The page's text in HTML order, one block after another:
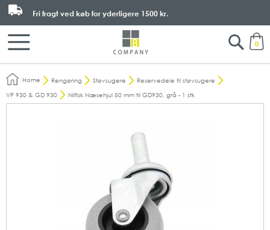
0
Fri fragt ved køb for yderligere 1500 kr.
Search
Home Rengøring Støvsugere
Reservedele til støvsugere
VP 930 & GD 930
Nilfisk Næsehjul 50 mm til GD930, grå - 1 stk